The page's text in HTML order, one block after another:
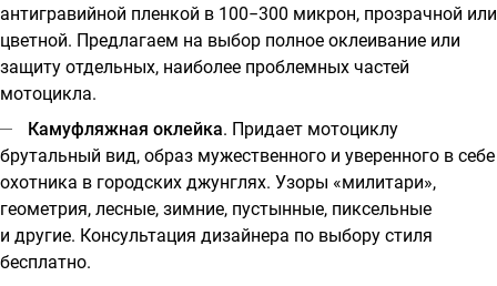
антигравийной пленкой в 100−300 микрон, прозрачной или
цветной. Предлагаем на выбор полное оклеивание или
защиту отдельных, наиболее проблемных частей
мотоцикла.
Камуфляжная оклейка. Придает мотоциклу
брутальный вид, образ мужественного и уверенного в себе
охотника в городских джунглях. Узоры «милитари»,
геометрия, лесные, зимние, пустынные, пиксельные
и другие. Консультация дизайнера по выбору стиля
бесплатно.